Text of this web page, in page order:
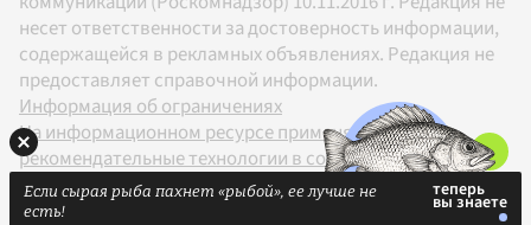
несет ответственности за достоверность информации,
содержащейся в рекламных объявлениях. Редакция не
предоставляет справочной информации.
Информация об ограничениях
На информационном ресурсе применяются
рекомендательные технологии в соответствии с
Правилами
Если сырая рыба пахнет «рыбой», ее лучше не
есть!